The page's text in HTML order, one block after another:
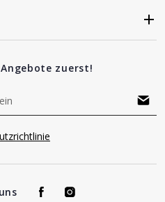
zuerst!